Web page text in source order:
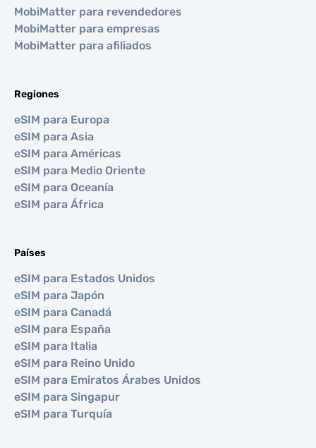
MobiMatter para revendedores
MobiMatter para empresas
MobiMatter para afiliados
Regiones
eSIM para Europa
eSIM para Asia
eSIM para Américas
eSIM para Medio Oriente
eSIM para Oceanía
eSIM para África
Países
eSIM para Estados Unidos
eSIM para Japón
eSIM para Canadá
eSIM para España
eSIM para Italia
eSIM para Reino Unido
eSIM para Emiratos Árabes Unidos
eSIM para Singapur
eSIM para Turquía